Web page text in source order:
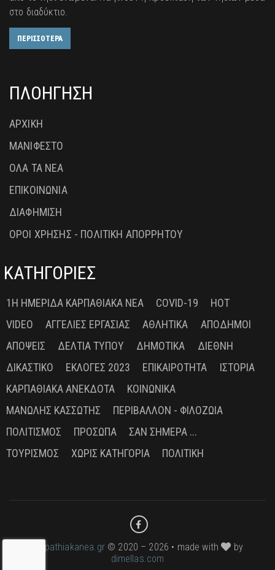
στο διαδύκτιο.
ΠΕΡΙΣΣΟΤΕΡΑ
ΠΛΟΗΓΗΣΗ
ΑΡΧΙΚΗ
ΜΑΝΙΦΕΣΤΟ
ΟΛΑ ΤΑ ΝΕΑ
ΕΠΙΚΟΙΝΩΝΙΑ
ΔΙΑΦΗΜΙΣΗ
ΟΡΟΙ ΧΡΗΣΗΣ - ΠΟΛΙΤΙΚΗ ΑΠΟΡΡΗΤΟΥ
ΚΑΤΗΓΟΡΙΕΣ
1Η ΗΜΕΡΊΔΑ ΚΑΡΠΑΘΙΑΚΆ ΝΈΑ COVID-19
HOT
VIDEO
ΑΓΓΕΛΊΕΣ ΕΡΓΑΣΊΑΣ ΑΘΛΗΤΙΚΆ
ΑΠΌΔΗΜΟΙ
ΑΠΌΨΕΙΣ
ΔΕΛΤΊΑ ΤΎΠΟΥ ΔΗΜΟΤΙΚΆ
ΔΙΕΘΝΉ
ΔΙΚΑΣΤΙΚΌ
ΕΚΛΟΓΈΣ 2023 ΕΠΙΚΑΙΡΌΤΗΤΑ
ΙΣΤΟΡΊΑ
ΚΑΡΠΑΘΙΑΚΆ ΑΝΈΚΔΟΤΑ
ΚΟΙΝΩΝΙΚΆ
ΜΑΝΏΛΗΣ ΚΑΣΣΏΤΗΣ
ΠΕΡΙΒΆΛΛΟΝ - ΦΙΛΟΖΩΊΑ
ΠΟΛΙΤΙΣΜΌΣ
ΠΡΌΣΩΠΑ
ΣΑΝ ΣΉΜΕΡΑ ...
ΤΟΥΡΙΣΜΌΣ
ΧΩΡΊΣ ΚΑΤΗΓΟΡΊΑ ΠΟΛΙΤΙΚΉ
karpathiakanea.gr© 2020 – 2026 • made with
by
dimellas.com